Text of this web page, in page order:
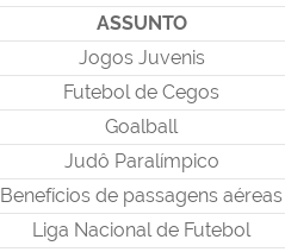
ASSUNTO
Jogos Juvenis
Futebol de Cegos
Goalball
Judô Paralímpico
Benefícios de passagens aéreas
Liga Nacional de Futebol